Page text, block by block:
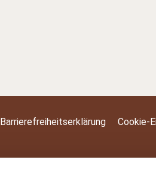
Barrierefreiheitserklärung Cookie-